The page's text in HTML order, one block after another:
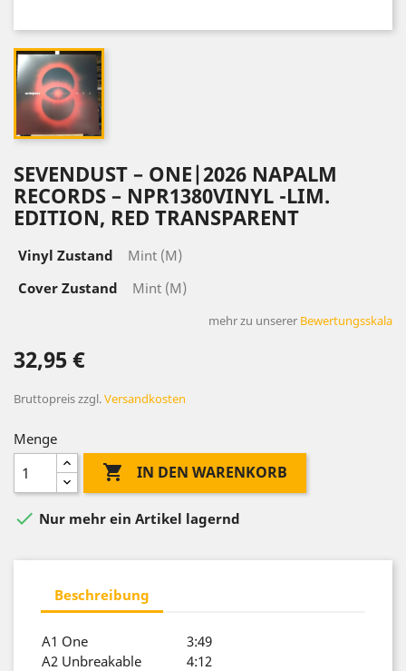
SEVENDUST – ONE|2026 NAPALM
RECORDS – NPR1380VINYL -LIM.
EDITION, RED TRANSPARENT
Vinyl Zustand
Mint (M)
Cover Zustand
Mint (M)
mehr zu unserer Bewertungsskala
32,95 €
Bruttopreiszzgl.Versandkosten
Menge
 IN DEN WARENKORB
 Nur mehr ein Artikel lagernd
Beschreibung
A1 One
3:49
A2 Unbreakable
4:12